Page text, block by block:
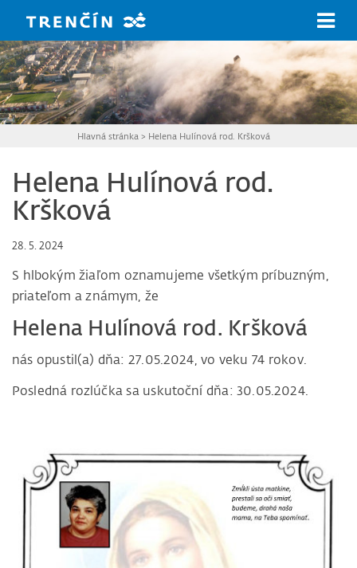
Hlavná stránka > Helena Hulínová rod. Kršková
Helena Hulínová rod.
Kršková
28. 5. 2024
S hlbokým žiaľom oznamujeme všetkým príbuzným,
priateľom a známym, že
Helena Hulínová rod. Kršková
nás opustil(a) dňa: 27.05.2024, vo veku 74 rokov.
Posledná rozlúčka sa uskutoční dňa: 30.05.2024.